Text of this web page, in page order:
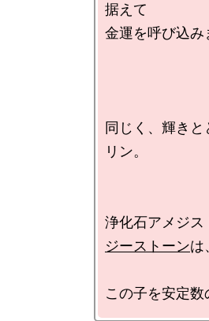
据えて
金運を呼び込み
同じく、輝き
リン。
浄化石アメジス
ジーストーンは